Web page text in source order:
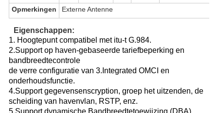
Opmerkingen Externe Antenne
Eigenschappen:
1. Hoogtepunt compatibel met itu-t G.984.
2.Support op haven-gebaseerde tariefbeperking en
bandbreedtecontrole
de verre configuratie van 3.Integrated OMCI en
onderhoudsfunctie.
4.Support gegevensenscryption, groep het uitzenden, de
scheiding van havenvlan, RSTP, enz.